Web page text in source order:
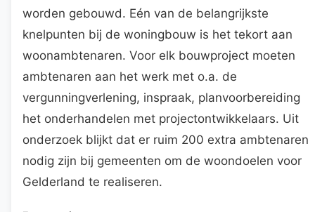
worden gebouwd. Eén van de belangrijkste
knelpunten bij de woningbouw is het tekort aan
woonambtenaren. Voor elk bouwproject moeten
ambtenaren aan het werk met o.a. de
vergunningverlening, inspraak, planvoorbereiding
het onderhandelen met projectontwikkelaars. Uit
onderzoek blijkt dat er ruim 200 extra ambtenaren
nodig zijn bij gemeenten om de woondoelen voor
Gelderland te realiseren.